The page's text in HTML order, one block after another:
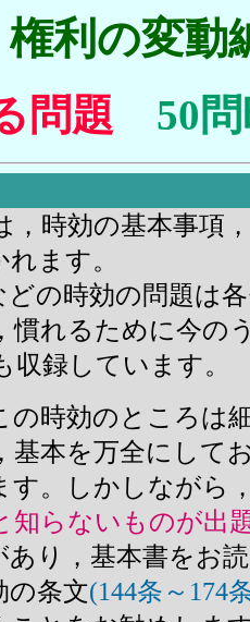
利の変動
問題 50
時効の基本事項
ます。
の時効の問題は
慣れるために今の
録しています。
時効のところは
基本を万全にして
す。しかしながら
知らないものが出
あり，基本書をお
の条文(144条～174